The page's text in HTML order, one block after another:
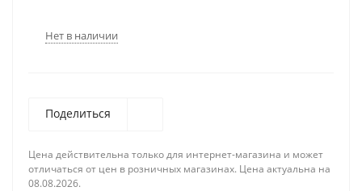
Нет в наличии
Поделиться
Цена действительна только для интернет-магазина и может
отличаться от цен в розничных магазинах. Цена актуальна на
08.08.2026.